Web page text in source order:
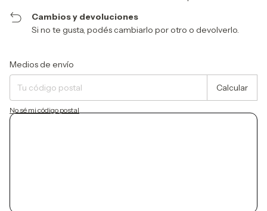
Cambios y devoluciones
Si no te gusta, podés cambiarlo por otro o devolverlo.
Entregas para el CP:
Medios de envío
Calcular
No sé mi código postal